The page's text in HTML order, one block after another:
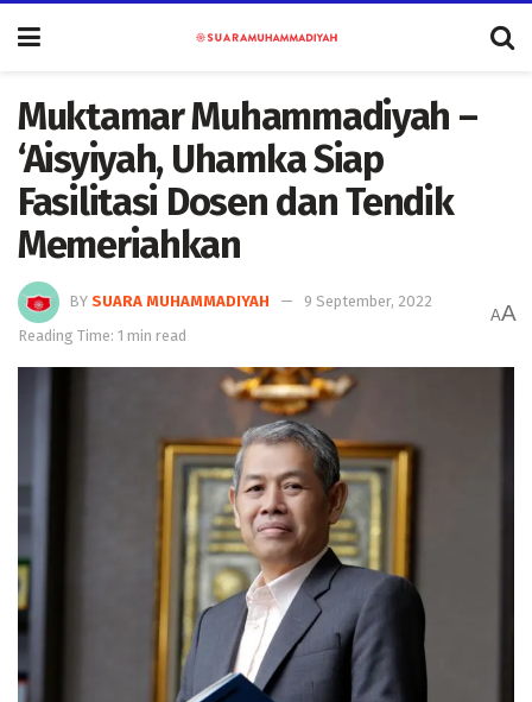
Muktamar Muhammadiyah –
‘Aisyiyah, Uhamka Siap
Fasilitasi Dosen dan Tendik
Memeriahkan
BY SUARA MUHAMMADIYAH
9 September, 2022
Reading Time: 1 min read
AA